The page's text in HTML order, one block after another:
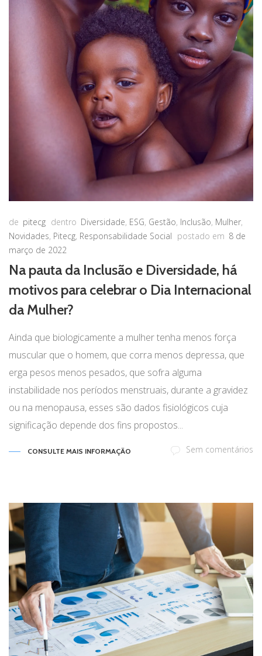
de pitecg dentro Diversidade, ESG, Gestão, Inclusão, Mulher,
Novidades, Pitecg, Responsabilidade Social postado em 8 de
março de 2022
Na pauta da Inclusão e Diversidade, há
motivos para celebrar o Dia Internacional
da Mulher?
Ainda que biologicamente a mulher tenha menos força
muscular que o homem, que corra menos depressa, que
erga pesos menos pesados, que sofra alguma
instabilidade nos períodos menstruais, durante a gravidez
ou na menopausa, esses são dados fisiológicos cuja
significação depende dos fins propostos...
CONSULTE MAIS INFORMAÇÃO Sem comentários